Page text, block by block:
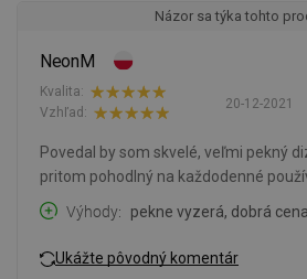
Názor sa týka tohto
NeonM
20-12-2021
Kvalita:
Vzhľad:
Povedal by som skvelé, veľmi pekný
pritom pohodlný na každodenné
Výhody
pekne vyzerá, dobrá cena.
Ukážte pôvodný komentár